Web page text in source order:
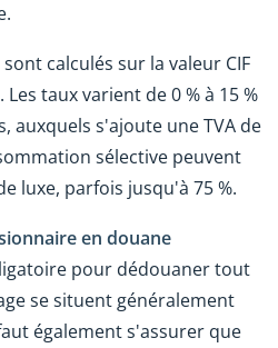
calculés sur la valeur CIF
taux varient de 0 % à 15 %
auxquels s'ajoute une TVA de
sélective peuvent
luxe, parfois jusqu'à 75 %.
en douane
pour dédouaner tout
se situent généralement
également s'assurer que